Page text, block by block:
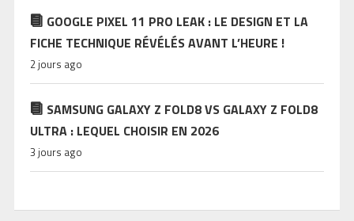
GOOGLE PIXEL 11 PRO LEAK : LE DESIGN ET LA
FICHE TECHNIQUE RÉVÉLÉS AVANT L’HEURE !
2 jours ago
SAMSUNG GALAXY Z FOLD8 VS GALAXY Z FOLD8
ULTRA : LEQUEL CHOISIR EN 2026
3 jours ago